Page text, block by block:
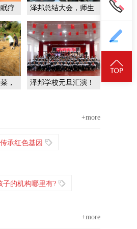
疗
泽邦总结大会，师生
共前行！
，
泽邦学校元旦汇演！
+more
传承红色基因
子的机构哪里有?
+more